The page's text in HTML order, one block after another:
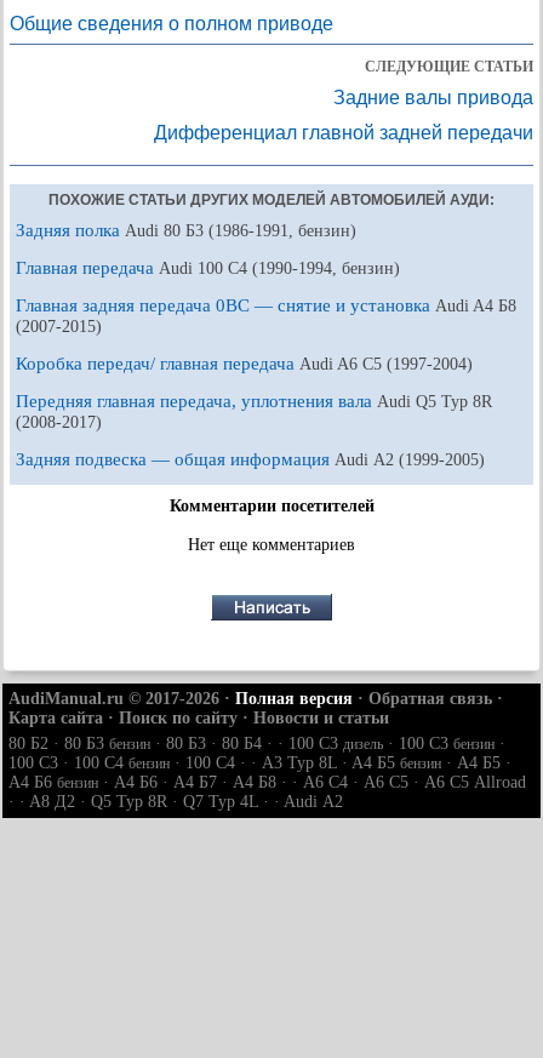
Общие сведения о полном приводе
СЛЕДУЮЩИЕ СТАТЬИ
Задние валы привода
Дифференциал главной задней передачи
ПОХОЖИЕ СТАТЬИ ДРУГИХ МОДЕЛЕЙ АВТОМОБИЛЕЙ АУДИ:
Задняя полка Audi 80 Б3 (1986-1991, бензин)
Главная передача Audi 100 С4 (1990-1994, бензин)
Главная задняя передача 0ВС — снятие и установка Audi A4 Б8
(2007-2015)
Коробка передач/ главная передача Audi A6 С5 (1997-2004)
Передняя главная передача, уплотнения вала Audi Q5 Typ 8R
(2008-2017)
Задняя подвеска — общая информация Audi А2 (1999-2005)
Комментарии посетителей
Нет еще комментариев
AudiManual.ru © 2017-2026 · Полная версия · Обратная связь ·
Карта сайта · Поиск по сайту · Новости и статьи
80 Б2 · 80 Б3 бензин · 80 Б3 · 80 Б4 · · 100 С3 дизель · 100 С3 бензин ·
100 С3 · 100 С4 бензин · 100 С4 · · A3 Typ 8L · A4 Б5 бензин · A4 Б5 ·
A4 Б6 бензин · A4 Б6 · A4 Б7 · A4 Б8 · · A6 С4 · A6 С5 · A6 С5 Allroad
· · A8 Д2 · Q5 Typ 8R · Q7 Typ 4L · · Audi А2